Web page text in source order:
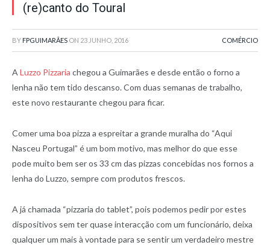
(re)canto do Toural
BY FPGUIMARÃES ON 23 JUNHO, 2016 COMÉRCIO
A Luzzo Pizzaria chegou a Guimarães e desde então o forno a
lenha não tem tido descanso. Com duas semanas de trabalho,
este novo restaurante chegou para ficar.
Comer uma boa pizza a espreitar a grande muralha do “Aqui
Nasceu Portugal” é um bom motivo, mas melhor do que esse
pode muito bem ser os 33 cm das pizzas concebidas nos fornos a
lenha do Luzzo, sempre com produtos frescos.
A já chamada “pizzaria do tablet”, pois podemos pedir por estes
dispositivos sem ter quase interacção com um funcionário, deixa
qualquer um mais à vontade para se sentir um verdadeiro mestre